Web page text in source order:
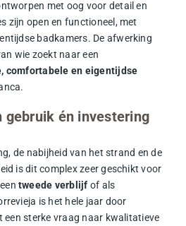
met oog voor detail en
zijn open en functioneel, met
badkamers. De afwerking
wie zoekt naar een
comfortabele en eigentijdse
gebruik én investering
de nabijheid van het strand en de
is dit complex zeer geschikt voor
tweede verblijf of als
is het hele jaar door
een sterke vraag naar kwalitatieve